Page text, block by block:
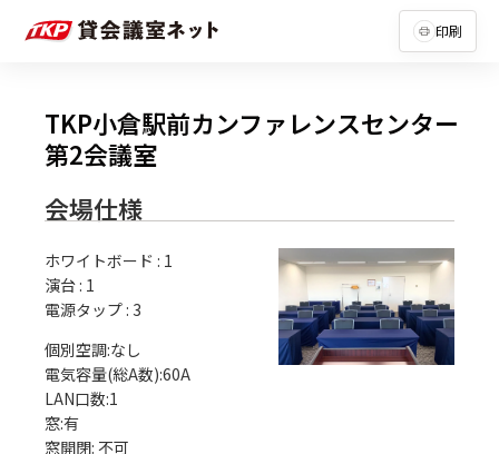
印刷
TKP小倉駅前カンファレンスセンター
第2会議室
会場仕様
ホワイトボード : 1
演台 : 1
電源タップ : 3
個別空調:なし
電気容量(総A数):60A
LAN口数:1
窓:有